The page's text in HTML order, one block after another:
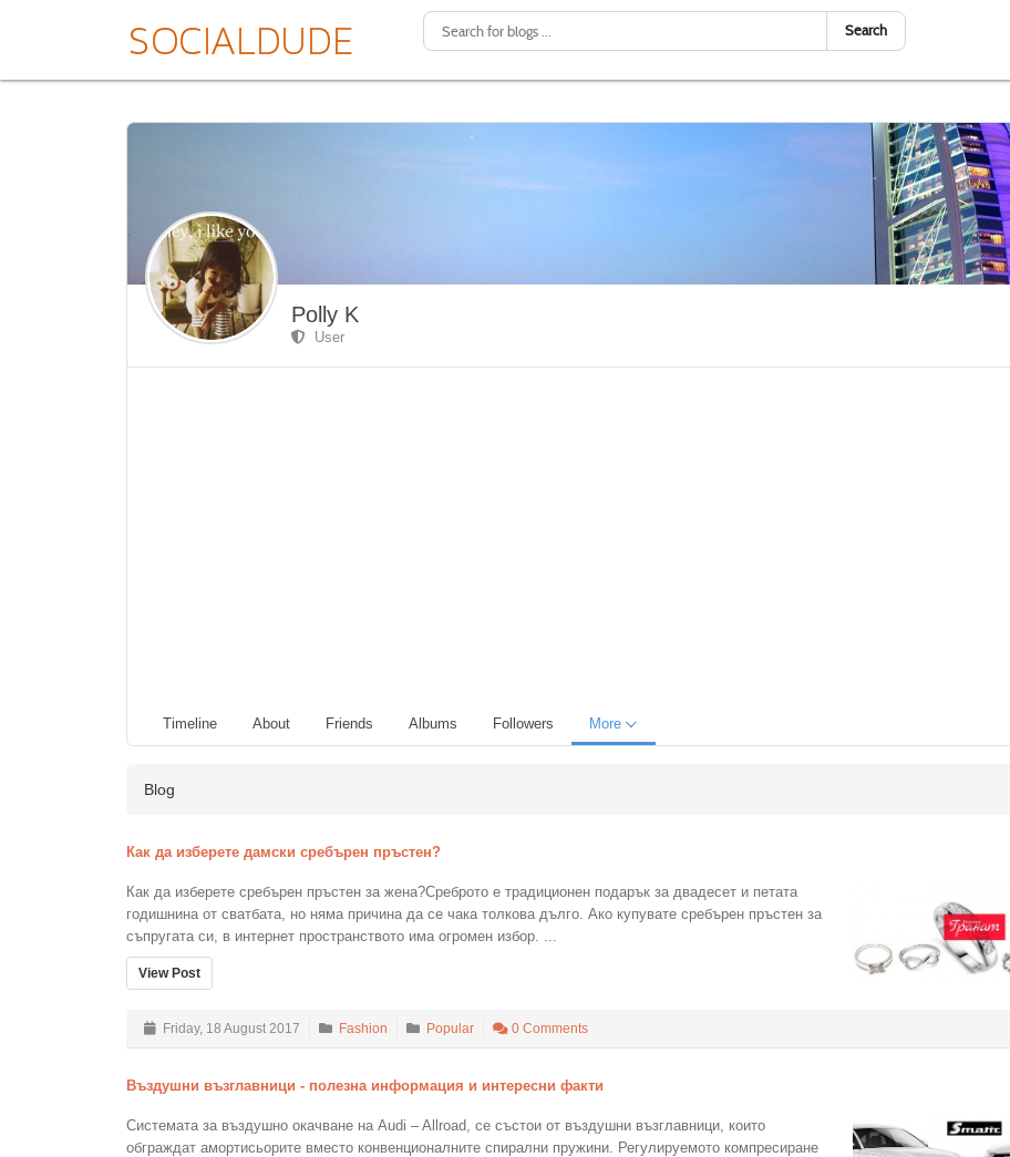
Search
Polly K
User
Timeline About Friends Albums Followers More
Blog
Как да изберете дамски сребърен пръстен?
Как да изберете сребърен пръстен за жена?Среброто е традиционен подарък за двадесет и петата
годишнина от сватбата, но няма причина да се чака толкова дълго. Ако купувате сребърен пръстен за
съпругата си, в интернет пространството има огромен избор. ...
View Post
Friday, 18 August 2017 Fashion Popular 0 Comments
Въздушни възглавници - полезна информация и интересни факти
Системата за въздушно окачване на Audi – Allroad, се състои от въздушни възглавници, които
обграждат амортисьорите вместо конвенционалните спирални пружини. Регулируемото компресиране